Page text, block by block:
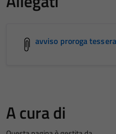
avviso proroga
A cura di